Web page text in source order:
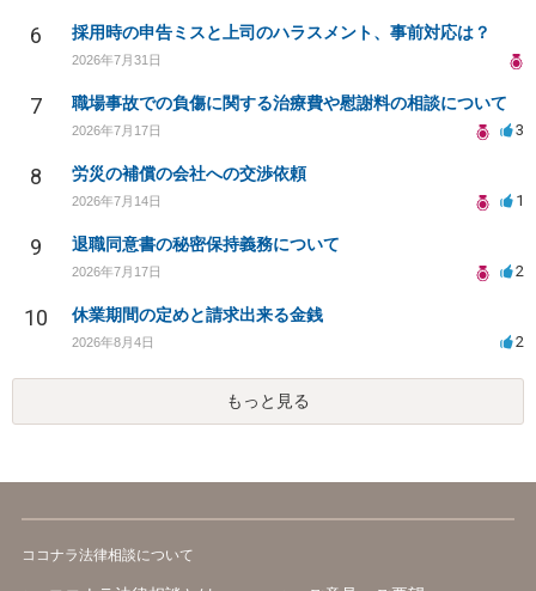
6 採用時の申告ミスと上司のハラスメント、事前対応は？
2026年7月31日
7 職場事故での負傷に関する治療費や慰謝料の相談について
2026年7月17日 3
8 労災の補償の会社への交渉依頼
2026年7月14日 1
9 退職同意書の秘密保持義務について
2026年7月17日 2
10 休業期間の定めと請求出来る金銭
2026年8月4日 2
もっと見る
ココナラ法律相談について